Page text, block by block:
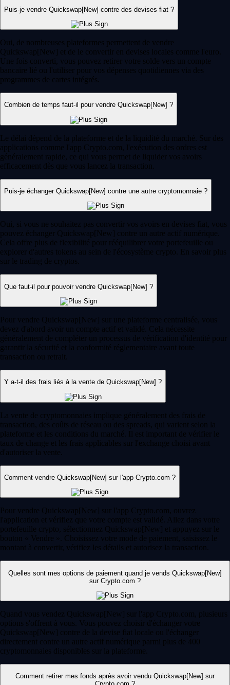
Puis-je vendre Quickswap[New] contre des devises fiat ?
Oui, de nombreuses plateformes permettent de vendre
Quickswap[New] et de le convertir en devises locales comme l'euro.
Une fois converti, vous pouvez retirer votre solde vers un compte
bancaire lié ou l'utiliser pour vos dépenses quotidiennes via des
programmes de cartes intégrés.
Combien de temps faut-il pour vendre Quickswap[New] ?
Le délai dépend de la plateforme et de la liquidité du marché. Sur des
applications comme l'app Crypto.com, l'exécution des ordres est
généralement rapide, ce qui vous permet de liquider vos avoirs
efficacement dès que vous lancez la transaction.
Puis-je échanger Quickswap[New] contre une autre cryptomonnaie ?
Oui, si vous ne souhaitez pas convertir vos avoirs en devises fiat, vous
pouvez échanger Quickswap[New] contre un autre actif numérique.
Cela offre plus de flexibilité pour rééquilibrer votre portefeuille ou
explorer d'autres tokens au sein de l'écosystème crypto. En savoir plus
sur le trading de cryptos.
Que faut-il pour pouvoir vendre Quickswap[New] ?
Pour vendre Quickswap[New] sur une plateforme centralisée, vous
devez d'abord avoir un compte actif et validé. Cela nécessite
généralement de compléter un processus de vérification d'identité pour
garantir la sécurité et la conformité réglementaire avant toute
transaction ou retrait.
Y a-t-il des frais liés à la vente de Quickswap[New] ?
La vente de cryptomonnaies implique généralement des frais de
transaction, des coûts de réseau ou des spreads, qui varient selon la
plateforme et les conditions du marché. Il est important de vérifier le
taux de change et les frais applicables sur l'exchange choisi avant
d'autoriser la vente.
Comment vendre Quickswap[New] sur l'app Crypto.com ?
Pour vendre Quickswap[New] sur l'app Crypto.com, ouvrez
l'application et vérifiez que votre compte est validé. Allez dans votre
portefeuille crypto, sélectionnez Quickswap[New] et appuyez sur le
bouton « Vendre ». Choisissez votre mode de paiement, saisissez le
montant à convertir, vérifiez les détails et autorisez la transaction.
Quelles sont mes options de paiement quand je vends Quickswap[New]
sur Crypto.com ?
Quand vous vendez Quickswap[New] sur l'app Crypto.com, plusieurs
options s'offrent à vous. Vous pouvez choisir d'échanger votre
Quickswap[New] contre de la devise fiat locale ou l'échanger
directement contre un autre actif numérique parmi plus de 400
cryptomonnaies disponibles sur la plateforme.
Comment retirer mes fonds après avoir vendu Quickswap[New] sur